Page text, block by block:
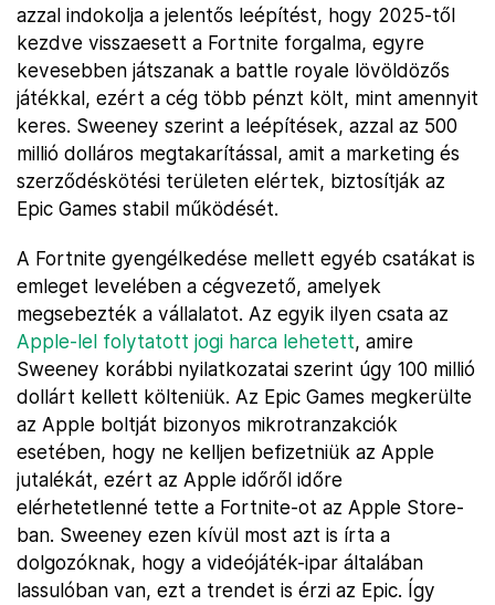
azzal indokolja a jelentős leépítést, hogy 2025-től
kezdve visszaesett a Fortnite forgalma, egyre
kevesebben játszanak a battle royale lövöldözős
játékkal, ezért a cég több pénzt költ, mint amennyit
keres. Sweeney szerint a leépítések, azzal az 500
millió dolláros megtakarítással, amit a marketing és
szerződéskötési területen elértek, biztosítják az
Epic Games stabil működését.
A Fortnite gyengélkedése mellett egyéb csatákat is
emleget levelében a cégvezető, amelyek
megsebezték a vállalatot. Az egyik ilyen csata az
Apple-lel folytatott jogi harca lehetett, amire
Sweeney korábbi nyilatkozatai szerint úgy 100 millió
dollárt kellett költeniük. Az Epic Games megkerülte
az Apple boltját bizonyos mikrotranzakciók
esetében, hogy ne kelljen befizetniük az Apple
jutalékát, ezért az Apple időről időre
elérhetetlenné tette a Fortnite-ot az Apple Store-
ban. Sweeney ezen kívül most azt is írta a
dolgozóknak, hogy a videójáték-ipar általában
lassulóban van, ezt a trendet is érzi az Epic. Így